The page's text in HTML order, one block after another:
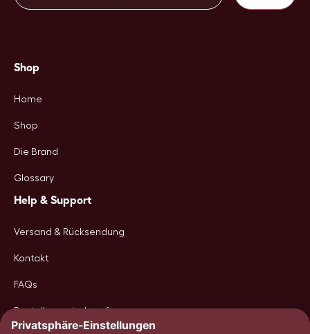
Shop
Home
Shop
Die Brand
Glossary
Help & Support
Versand & Rücksendung
Kontakt
FAQs
Bestellung wiederrufen